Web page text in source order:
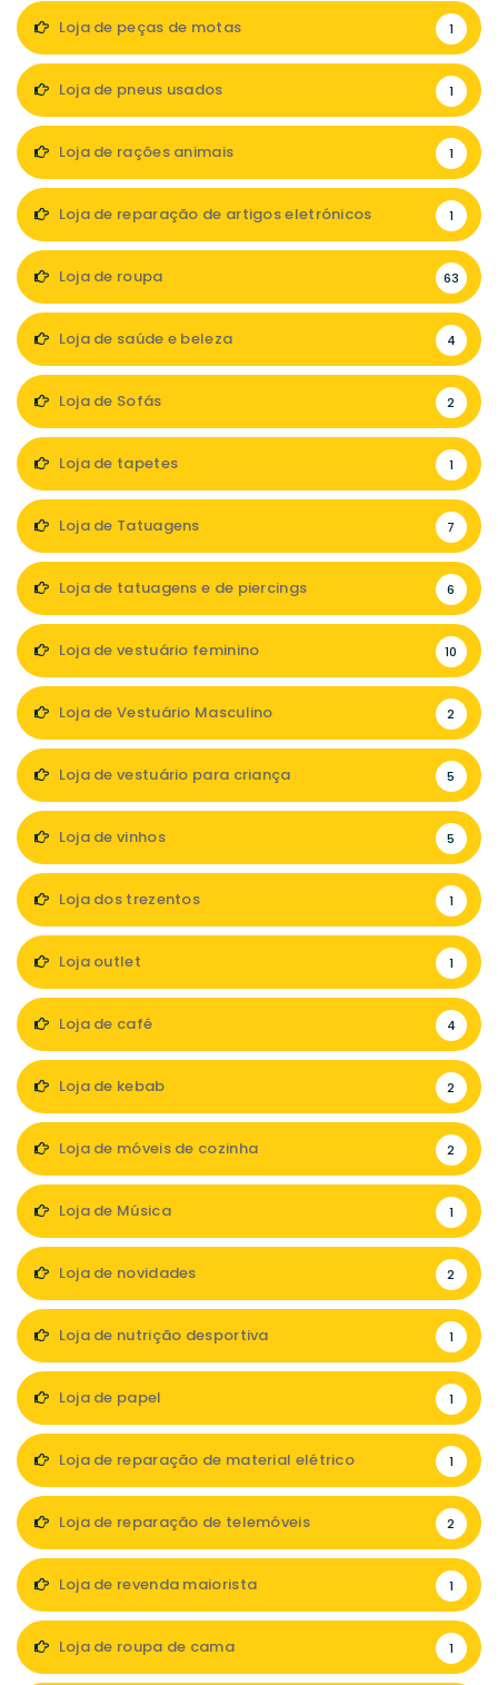
Loja de peças de motas 1
Loja de pneus usados 1
Loja de rações animais 1
Loja de reparação de artigos eletrónicos 1
Loja de roupa 63
Loja de saúde e beleza 4
Loja de Sofás 2
Loja de tapetes 1
Loja de Tatuagens 7
Loja de tatuagens e de piercings 6
Loja de vestuário feminino 10
Loja de Vestuário Masculino 2
Loja de vestuário para criança 5
Loja de vinhos 5
Loja dos trezentos 1
Loja outlet 1
Loja de café 4
Loja de kebab 2
Loja de móveis de cozinha 2
Loja de Música 1
Loja de novidades 2
Loja de nutrição desportiva 1
Loja de papel 1
Loja de reparação de material elétrico 1
Loja de reparação de telemóveis 2
Loja de revenda maiorista 1
Loja de roupa de cama 1